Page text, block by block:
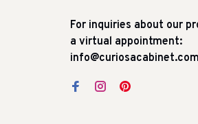
For inquiries about our
a virtual appointment:
info@curiosacabinet.com